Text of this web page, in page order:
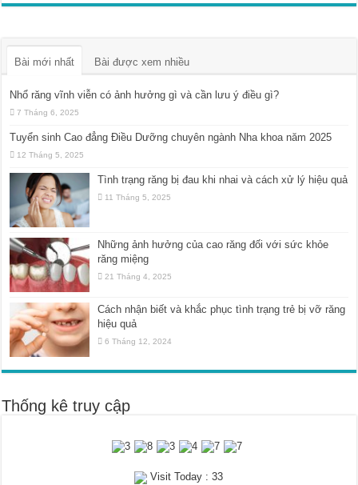
Bài mới nhất Bài được xem nhiều
Nhổ răng vĩnh viễn có ảnh hưởng gì và cần lưu ý điều gì?
7 Tháng 6, 2025
Tuyển sinh Cao đẳng Điều Dưỡng chuyên ngành Nha khoa năm 2025
12 Tháng 5, 2025
Tình trạng răng bị đau khi nhai và cách xử lý hiệu quả
11 Tháng 5, 2025
Những ảnh hưởng của cao răng đối với sức khỏe
răng miệng
21 Tháng 4, 2025
Cách nhận biết và khắc phục tình trạng trẻ bị vỡ răng
hiệu quả
6 Tháng 12, 2024
Thống kê truy cập
Visit Today : 33